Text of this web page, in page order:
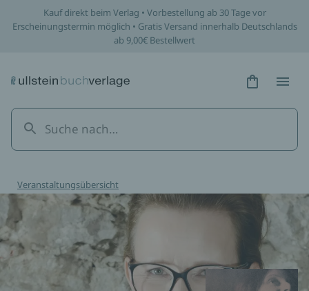
Kauf direkt beim Verlag • Vorbestellung ab 30 Tage vor
Erscheinungstermin möglich • Gratis Versand innerhalb Deutschlands
ab 9,00€ Bestellwert
Hidden
Veranstaltungsübersicht